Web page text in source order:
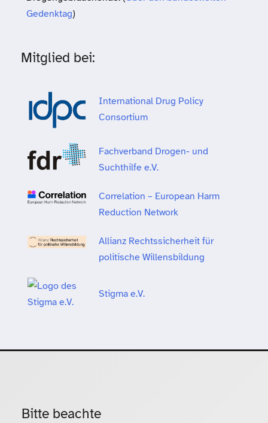
Gedenktag)
Mitglied bei:
International Drug Policy
Consortium
Fachverband Drogen- und
Suchthilfe e.V.
Correlation – European Harm
Reduction Network
Allianz Rechtssicherheit für
politische Willensbildung
Stigma e.V.
Bitte beachte